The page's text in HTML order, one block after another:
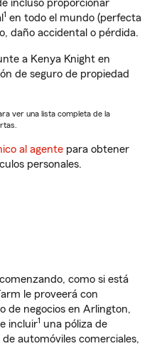
incluso proporcionar
1 en todo el mundo (perfecta
daño accidental o pérdida.
a Kenya Knight en
de seguro de propiedad
ver una lista completa de la
al agente para obtener
personales.
como si está
le proveerá con
de negocios en Arlington,
incluir1 una póliza de
automóviles comerciales,